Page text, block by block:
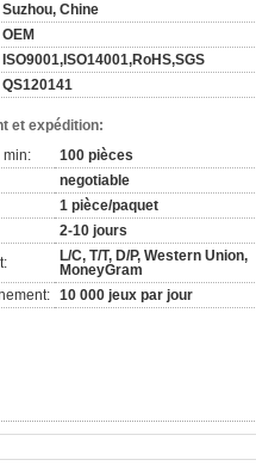
Suzhou, Chine
OEM
ISO9001,ISO14001,RoHS,SGS
QS120141
et expédition:
min:
100 pièces
negotiable
1 pièce/paquet
2-10 jours
L/C, T/T, D/P, Western Union,
MoneyGram
10 000 jeux par jour